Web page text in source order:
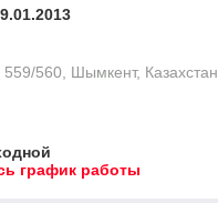
559/560, Шымкент, Казахстан
график работы